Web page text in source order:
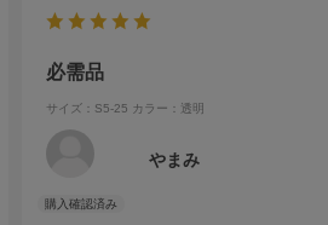
必需品
サイズ：S5-25 カラー：透明
やまみ